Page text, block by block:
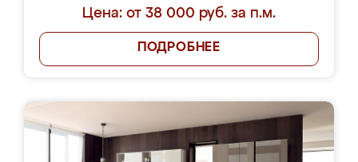
Цена: от 38 000 руб. за п.м.
ПОДРОБНЕЕ